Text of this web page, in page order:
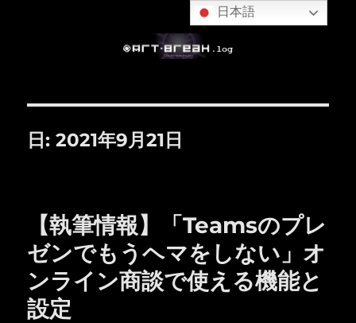
日:2021年9月21日
【執筆情報】「Teamsのプレ
ゼンでもうヘマをしない」オ
ンライン商談で使える機能と
設定
日本語